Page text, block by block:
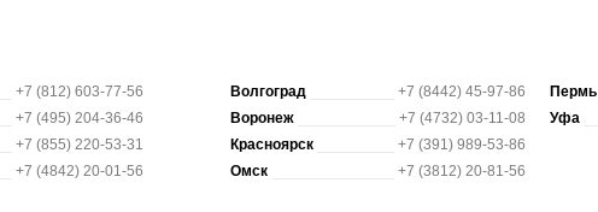
+7 (812) 603-77-56
+7 (495) 204-36-46
+7 (855) 220-53-31
+7 (4842) 20-01-56
Волгоград
+7 (8442) 45-97-86
Воронеж
+7 (4732) 03-11-08
Красноярск
+7 (391) 989-53-86
Омск
+7 (3812) 20-81-56
Пермь
Уфа